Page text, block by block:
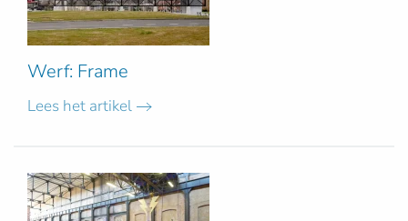
Werf: Frame
Lees het artikel